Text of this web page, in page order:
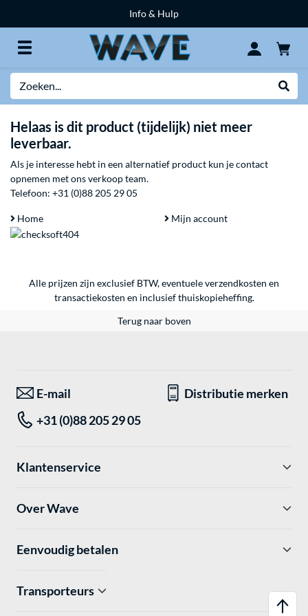
Info & Hulp
Helaas is dit product (tijdelijk) niet meer
leverbaar.
Als je interesse hebt in een alternatief product kun je contact
opnemen met ons verkoop team.
Telefoon: +31 (0)88 205 29 05
Home Mijn account
Alle prijzen zijn exclusief BTW, eventuele verzendkosten en
transactiekosten en inclusief thuiskopieheffing.
Terug naar boven
E-mail
Distributie merken
+31 (0)88 205 29 05
Klantenservice
Over Wave
Eenvoudig betalen
Transporteurs